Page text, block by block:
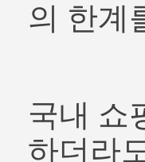
의 한계
국내 쇼
하더라